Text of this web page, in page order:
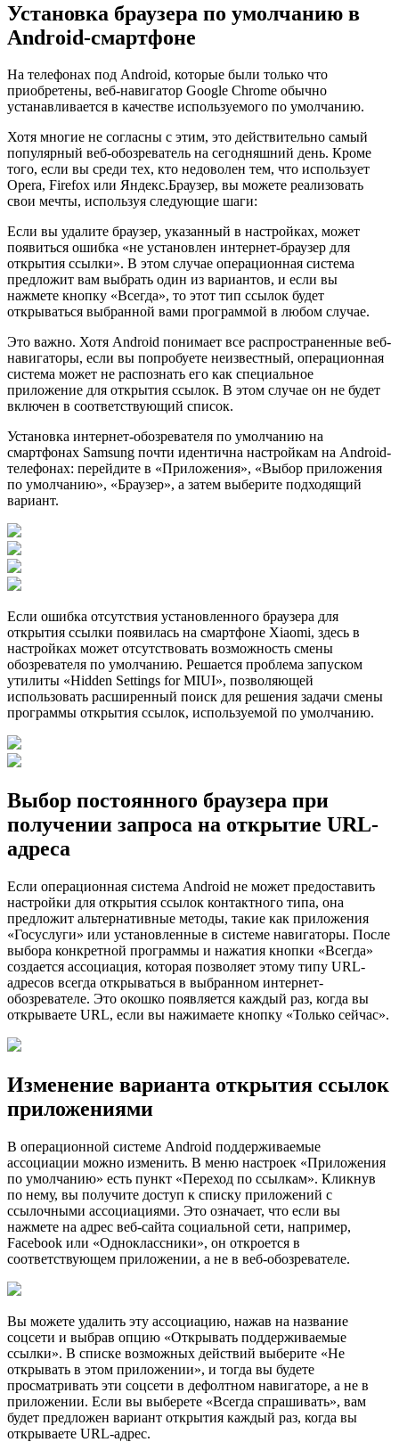
Установка браузера по умолчанию в
Android-смартфоне
На телефонах под Android, которые были только что
приобретены, веб-навигатор Google Chrome обычно
устанавливается в качестве используемого по умолчанию.
Хотя многие не согласны с этим, это действительно самый
популярный веб-обозреватель на сегодняшний день. Кроме
того, если вы среди тех, кто недоволен тем, что использует
Opera, Firefox или Яндекс.Браузер, вы можете реализовать
свои мечты, используя следующие шаги:
Если вы удалите браузер, указанный в настройках, может
появиться ошибка «не установлен интернет-браузер для
открытия ссылки». В этом случае операционная система
предложит вам выбрать один из вариантов, и если вы
нажмете кнопку «Всегда», то этот тип ссылок будет
открываться выбранной вами программой в любом случае.
Это важно. Хотя Android понимает все распространенные веб-
навигаторы, если вы попробуете неизвестный, операционная
система может не распознать его как специальное
приложение для открытия ссылок. В этом случае он не будет
включен в соответствующий список.
Установка интернет-обозревателя по умолчанию на
смартфонах Samsung почти идентична настройкам на Android-
телефонах: перейдите в «Приложения», «Выбор приложения
по умолчанию», «Браузер», а затем выберите подходящий
вариант.
Если ошибка отсутствия установленного браузера для
открытия ссылки появилась на смартфоне Xiaomi, здесь в
настройках может отсутствовать возможность смены
обозревателя по умолчанию. Решается проблема запуском
утилиты «Hidden Settings for MIUI», позволяющей
использовать расширенный поиск для решения задачи смены
программы открытия ссылок, используемой по умолчанию.
Выбор постоянного браузера при
получении запроса на открытие URL-
адреса
Если операционная система Android не может предоставить
настройки для открытия ссылок контактного типа, она
предложит альтернативные методы, такие как приложения
«Госуслуги» или установленные в системе навигаторы. После
выбора конкретной программы и нажатия кнопки «Всегда»
создается ассоциация, которая позволяет этому типу URL-
адресов всегда открываться в выбранном интернет-
обозревателе. Это окошко появляется каждый раз, когда вы
открываете URL, если вы нажимаете кнопку «Только сейчас».
Изменение варианта открытия ссылок
приложениями
В операционной системе Android поддeрживаемые
ассоциации можно изменить. В меню настроек «Приложения
по умолчанию» есть пункт «Переход по ссылкам». Кликнув
по нему, вы получите доступ к списку приложений с
ссылочными ассоциациями. Это означает, что если вы
нажмете на адрес веб-сайта социальной сети, например,
Facebook или «Одноклассники», он откроется в
соответствующем приложении, а не в веб-обозревателе.
Вы можете удалить эту ассоциацию, нажав на название
соцсети и выбрав опцию «Открывать поддерживаемые
ссылки». В списке возможных действий выберите «Не
открывать в этом приложении», и тогда вы будете
просматривать эти соцсети в дефолтном навигаторе, а не в
приложении. Если вы выберете «Всегда спрашивать», вам
будет предложен вариант открытия каждый раз, когда вы
открываете URL-адрес.